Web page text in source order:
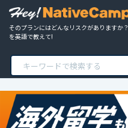
そのプランにはどんなリスクがありますか？
を英語で教えて!